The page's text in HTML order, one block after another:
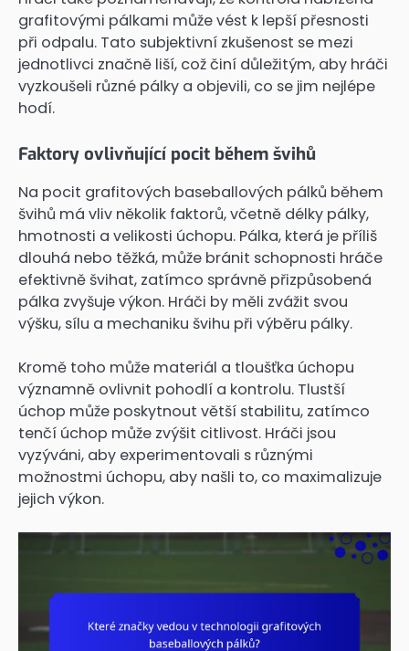
grafitovými pálkami může vést k lepší přesnosti
při odpalu. Tato subjektivní zkušenost se mezi
jednotlivci značně liší, což činí důležitým, aby hráči
vyzkoušeli různé pálky a objevili, co se jim nejlépe
hodí.
Faktory ovlivňující pocit během švihů
Na pocit grafitových baseballových pálků během
švihů má vliv několik faktorů, včetně délky pálky,
hmotnosti a velikosti úchopu. Pálka, která je příliš
dlouhá nebo těžká, může bránit schopnosti hráče
efektivně švihat, zatímco správně přizpůsobená
pálka zvyšuje výkon. Hráči by měli zvážit svou
výšku, sílu a mechaniku švihu při výběru pálky.
Kromě toho může materiál a tloušťka úchopu
významně ovlivnit pohodlí a kontrolu. Tlustší
úchop může poskytnout větší stabilitu, zatímco
tenčí úchop může zvýšit citlivost. Hráči jsou
vyzýváni, aby experimentovali s různými
možnostmi úchopu, aby našli to, co maximalizuje
jejich výkon.